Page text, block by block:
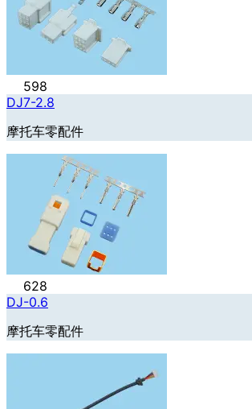
598
DJ7-2.8
摩托车零配件
628
DJ-0.6
摩托车零配件